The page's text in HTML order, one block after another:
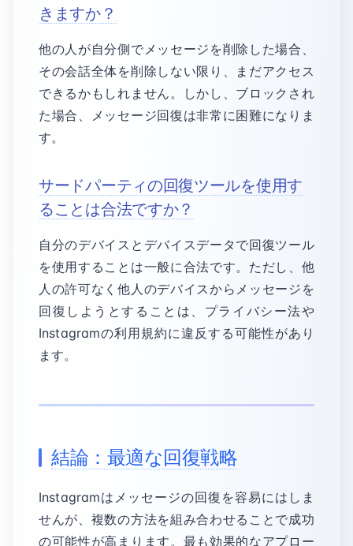
きますか？
他の人が自分側でメッセージを削除した場合、
その会話全体を削除しない限り、まだアクセス
できるかもしれません。しかし、ブロックされ
た場合、メッセージ回復は非常に困難になりま
す。
サードパーティの回復ツールを使用す
ることは合法ですか？
自分のデバイスとデバイスデータで回復ツール
を使用することは一般に合法です。ただし、他
人の許可なく他人のデバイスからメッセージを
回復しようとすることは、プライバシー法や
Instagramの利用規約に違反する可能性があり
ます。
結論：最適な回復戦略
Instagramはメッセージの回復を容易にはしま
せんが、複数の方法を組み合わせることで成功
の可能性が高まります。最も効果的なアプロー